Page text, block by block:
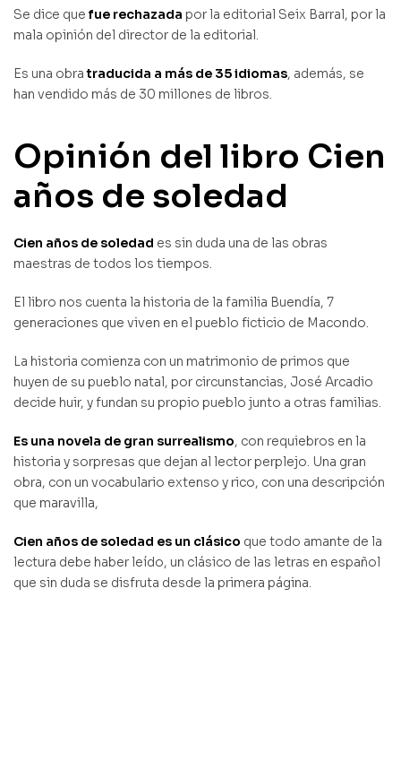
Se dice que fue rechazada por la editorial Seix Barral, por la
mala opinión del director de la editorial.
Es una obratraducida a más de 35 idiomas, además, se
han vendido más de 30 millones de libros.
Opinión del libro Cien
años de soledad
Cien años de soledad es sin duda una de las obras
maestras de todos los tiempos.
El libro nos cuenta la historia de la familia Buendía, 7
generaciones que viven en el pueblo ficticio de Macondo.
La historia comienza con un matrimonio de primos que
huyen de su pueblo natal, por circunstancias, José Arcadio
decide huir, y fundan su propio pueblo junto a otras familias.
Es una novela de gran surrealismo, con requiebros en la
historia y sorpresas que dejan al lector perplejo. Una gran
obra, con un vocabulario extenso y rico, con una descripción
que maravilla,
Cien años de soledad es un clásico que todo amante de la
lectura debe haber leído, un clásico de las letras en español
que sin duda se disfruta desde la primera página.